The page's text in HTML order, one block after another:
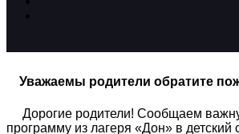
Уважаемы родители обратите
Дорогие родители! Сообщаем
программу из лагеря «Дон» в